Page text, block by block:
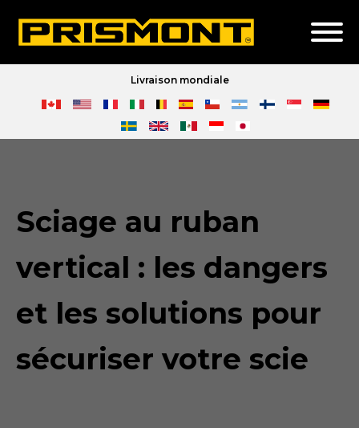
Livraison mondiale
Sciage au ruban
vertical : les dangers
et les solutions pour
sécuriser votre scie